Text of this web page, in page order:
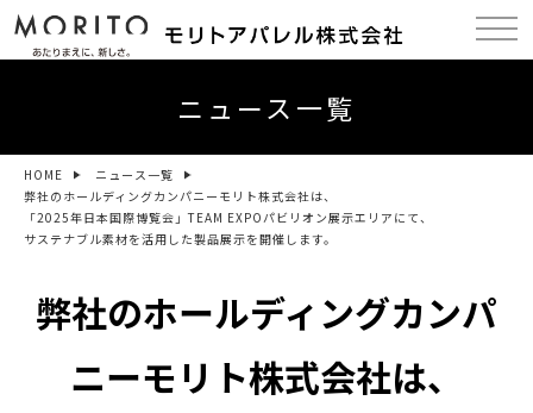
ニュース一覧
HOME
ニュース一覧
弊社のホールディングカンパニーモリト株式会社は、
「2025年日本国際博覧会」TEAM EXPOパビリオン展示エリアにて、
サステナブル素材を活用した製品展示を開催します。
弊社のホールディングカンパ
ニーモリト株式会社は、